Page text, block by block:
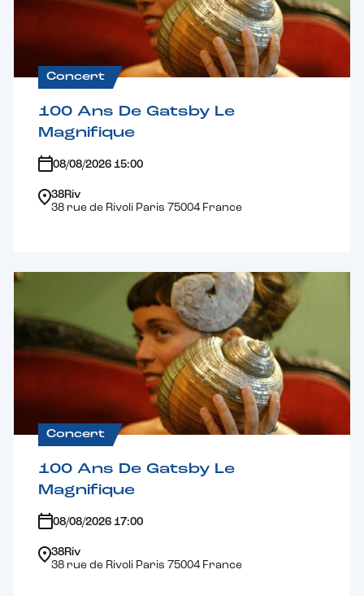
Concert
100 Ans De Gatsby Le
Magnifique
08/08/2026 15:00
38Riv
38 rue de Rivoli Paris 75004 France
Concert
100 Ans De Gatsby Le
Magnifique
08/08/2026 17:00
38Riv
38 rue de Rivoli Paris 75004 France